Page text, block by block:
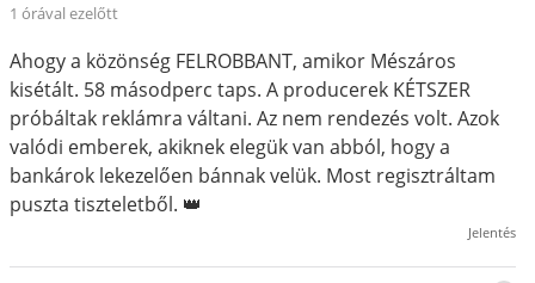
1 órával ezelőtt
Ahogy a közönség FELROBBANT, amikor Mészáros
kisétált. 58 másodperc taps. A producerek KÉTSZER
próbáltak reklámra váltani. Az nem rendezés volt. Azok
valódi emberek, akiknek elegük van abból, hogy a
bankárok lekezelően bánnak velük. Most regisztráltam
puszta tiszteletből. 👑
Jelentés